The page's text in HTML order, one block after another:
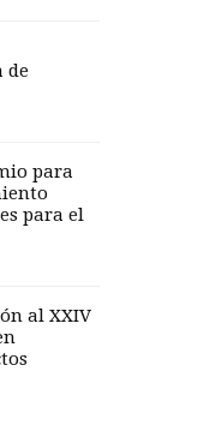
de
para
para el
al XXIV